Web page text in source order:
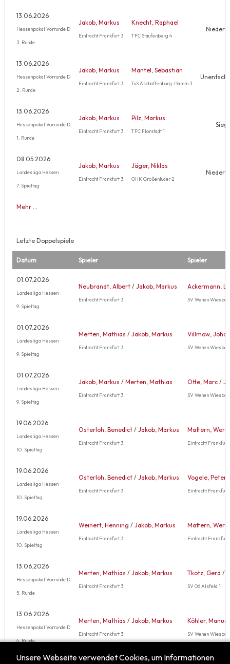
13.06.2026
Hessenpokal Vorrunde D
3. Runde
Jakob, Markus
Eintracht Frankfurt 3
Knecht, Raphael
TFC Staufenberg 4
13.06.2026
Hessenpokal Vorrunde D
2. Runde
Jakob, Markus
Eintracht Frankfurt 3
Mantel, Sebastian
TuS Aschaffenburg-Damm 3
13.06.2026
Hessenpokal Vorrunde D
1. Runde
Jakob, Markus
Eintracht Frankfurt 3
Pilz, Markus
TFC Florstadt 1
Sieg
08.05.2026
Landesliga Hessen
7. Spieltag
Jakob, Markus
Eintracht Frankfurt 3
Jäger, Niklas
OHK Großenlüder 2
Mehr …
Letzte Doppelspiele
Datum Spieler Spieler
01.07.2026
Landesliga Hessen
9. Spieltag
Neubrandt, Albert / Jakob, Markus
Eintracht Frankfurt 3
Ackermann,
SV Wehen
01.07.2026
Landesliga Hessen
9. Spieltag
Merten, Mathias / Jakob, Markus
Eintracht Frankfurt 3
Villmow,
SV Wehen
01.07.2026
Landesliga Hessen
9. Spieltag
Jakob, Markus / Merten, Mathias
Eintracht Frankfurt 3
Otte, Marc /
SV Wehen
19.06.2026
Landesliga Hessen
10. Spieltag
Osterloh, Benedict / Jakob, Markus
Eintracht Frankfurt 3
Mattern,
Eintracht Frankfurt
19.06.2026
Landesliga Hessen
10. Spieltag
Osterloh, Benedict / Jakob, Markus
Eintracht Frankfurt 3
Vogele, Peter
Eintracht Frankfurt
19.06.2026
Landesliga Hessen
10. Spieltag
Weinert, Henning / Jakob, Markus
Eintracht Frankfurt 3
Mattern,
Eintracht Frankfurt
13.06.2026
Hessenpokal Vorrunde D
5. Runde
Merten, Mathias / Jakob, Markus
Eintracht Frankfurt 3
Tkotz, Gerd /
SV 06 Alsfeld 1
13.06.2026
Hessenpokal Vorrunde D
4. Runde
Merten, Mathias / Jakob, Markus
Eintracht Frankfurt 3
Köhler, Manuel
SV Wehen
Mehr …
Unsere Webseite verwendet Cookies, um Informationen